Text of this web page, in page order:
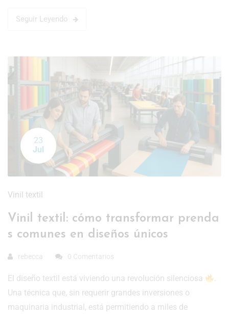
Seguir Leyendo
23
Jul
Vinil textil
Vinil textil: cómo transformar prenda
s comunes en diseños únicos
rebecca 0 Comentarios
El diseño textil está viviendo una revolución silenciosa
Una técnica que, sin requerir grandes inversiones o
maquinaria industrial, está permitiendo a miles de